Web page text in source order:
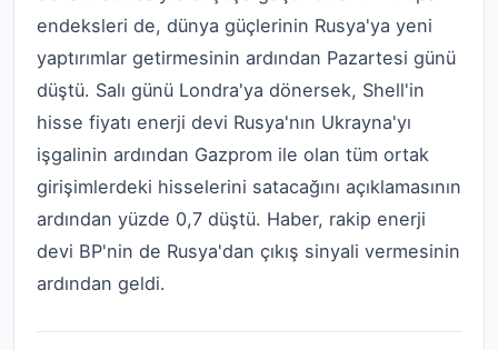
endeksleri de, dünya güçlerinin Rusya'ya yeni
yaptırımlar getirmesinin ardından Pazartesi günü
düştü. Salı günü Londra'ya dönersek, Shell'in
hisse fiyatı enerji devi Rusya'nın Ukrayna'yı
işgalinin ardından Gazprom ile olan tüm ortak
girişimlerdeki hisselerini satacağını açıklamasının
ardından yüzde 0,7 düştü. Haber, rakip enerji
devi BP'nin de Rusya'dan çıkış sinyali vermesinin
ardından geldi.